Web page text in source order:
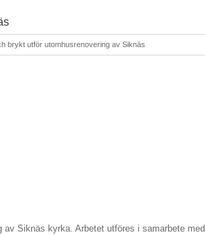
brykt utför utomhusrenovering av Siknäs
av Siknäs kyrka. Arbetet utföres i samarbete med